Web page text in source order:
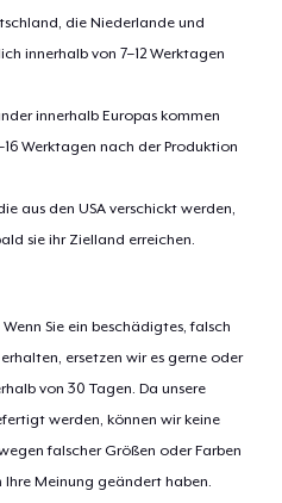
die Niederlande und
innerhalb von 7–12 Werktagen
innerhalb Europas kommen
Werktagen nach der Produktion
aus den USA verschickt werden,
sie ihr Zielland erreichen.
Sie ein beschädigtes, falsch
ersetzen wir es gerne oder
von 30 Tagen. Da unsere
werden, können wir keine
falscher Größen oder Farben
Ihre Meinung geändert haben.